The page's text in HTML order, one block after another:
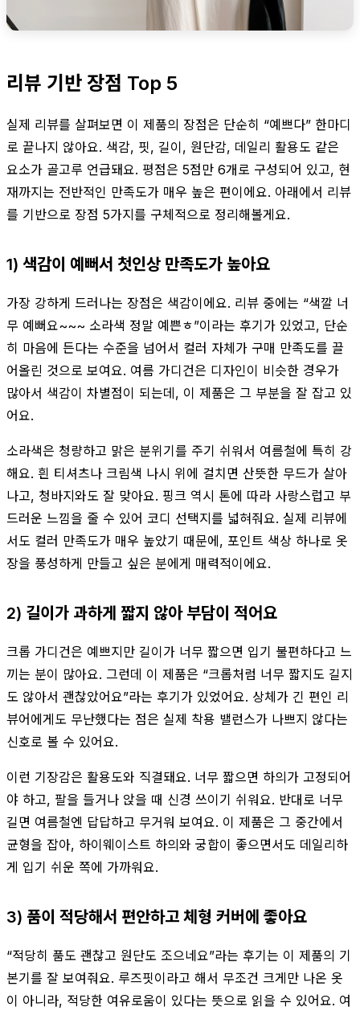
리뷰 기반 장점 Top 5
실제 리뷰를 살펴보면 이 제품의 장점은 단순히 “예쁘다” 한마디
로 끝나지 않아요. 색감, 핏, 길이, 원단감, 데일리 활용도 같은
요소가 골고루 언급돼요. 평점은 5점만 6개로 구성되어 있고, 현
재까지는 전반적인 만족도가 매우 높은 편이에요. 아래에서 리뷰
를 기반으로 장점 5가지를 구체적으로 정리해볼게요.
1) 색감이 예뻐서 첫인상 만족도가 높아요
가장 강하게 드러나는 장점은 색감이에요. 리뷰 중에는 “색깔 너
무 예뻐요~~~ 소라색 정말 예쁜ㅎ”이라는 후기가 있었고, 단순
히 마음에 든다는 수준을 넘어서 컬러 자체가 구매 만족도를 끌
어올린 것으로 보여요. 여름 가디건은 디자인이 비슷한 경우가
많아서 색감이 차별점이 되는데, 이 제품은 그 부분을 잘 잡고 있
어요.
소라색은 청량하고 맑은 분위기를 주기 쉬워서 여름철에 특히 강
해요. 흰 티셔츠나 크림색 나시 위에 걸치면 산뜻한 무드가 살아
나고, 청바지와도 잘 맞아요. 핑크 역시 톤에 따라 사랑스럽고 부
드러운 느낌을 줄 수 있어 코디 선택지를 넓혀줘요. 실제 리뷰에
서도 컬러 만족도가 매우 높았기 때문에, 포인트 색상 하나로 옷
장을 풍성하게 만들고 싶은 분에게 매력적이에요.
2) 길이가 과하게 짧지 않아 부담이 적어요
크롭 가디건은 예쁘지만 길이가 너무 짧으면 입기 불편하다고 느
끼는 분이 많아요. 그런데 이 제품은 “크롭처럼 너무 짧지도 길지
도 않아서 괜찮았어요”라는 후기가 있었어요. 상체가 긴 편인 리
뷰어에게도 무난했다는 점은 실제 착용 밸런스가 나쁘지 않다는
신호로 볼 수 있어요.
이런 기장감은 활용도와 직결돼요. 너무 짧으면 하의가 고정되어
야 하고, 팔을 들거나 앉을 때 신경 쓰이기 쉬워요. 반대로 너무
길면 여름철엔 답답하고 무거워 보여요. 이 제품은 그 중간에서
균형을 잡아, 하이웨이스트 하의와 궁합이 좋으면서도 데일리하
게 입기 쉬운 쪽에 가까워요.
3) 품이 적당해서 편안하고 체형 커버에 좋아요
“적당히 품도 괜찮고 원단도 조으네요”라는 후기는 이 제품의 기
본기를 잘 보여줘요. 루즈핏이라고 해서 무조건 크게만 나온 옷
이 아니라, 적당한 여유로움이 있다는 뜻으로 읽을 수 있어요. 여